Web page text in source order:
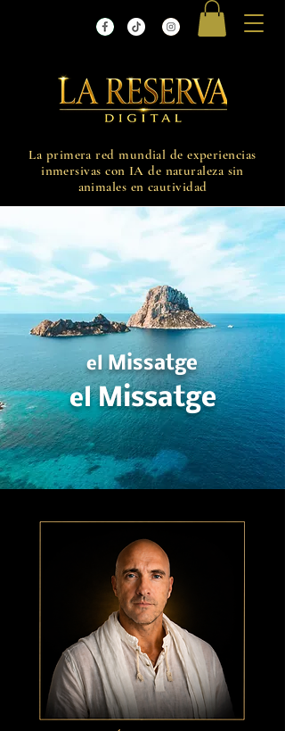
La primera red mundial de experiencias
inmersivas con IA de naturaleza sin
animales en cautividad
el Missatge
el Missatge